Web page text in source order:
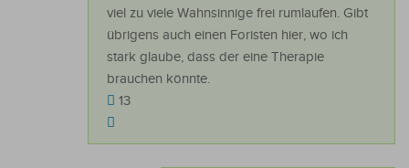
viel zu viele Wahnsinnige frei rumlaufen. Gibt
übrigens auch einen Foristen hier, wo ich
stark glaube, dass der eine Therapie
brauchen könnte.
13